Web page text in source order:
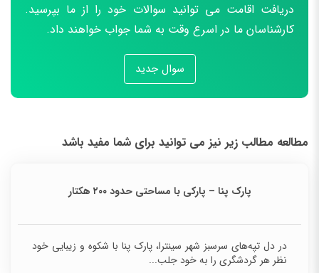
دریافت اقامت می توانید سوالات خود را از ما بپرسید.
کارشناسان ما در اسرع وقت به شما جواب خواهند داد.
سوال جدید
مطالعه مطالب زیر نیز می توانید برای شما مفید باشد
پارک پنا – پارکی با مساحتی حدود ۲۰۰ هکتار
در دل تپه‌های سرسبز شهر سینترا، پارک پنا با شکوه و
زیبایی خود نظر هر گردشگری را به خود جلب...